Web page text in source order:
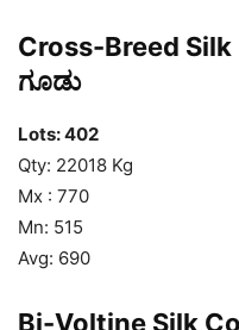
Cross-Breed Silk
ಗೂಡು
Lots: 402
Qty: 22018 Kg
Mx : 770
Mn: 515
Avg: 690
Bi-Voltine Silk